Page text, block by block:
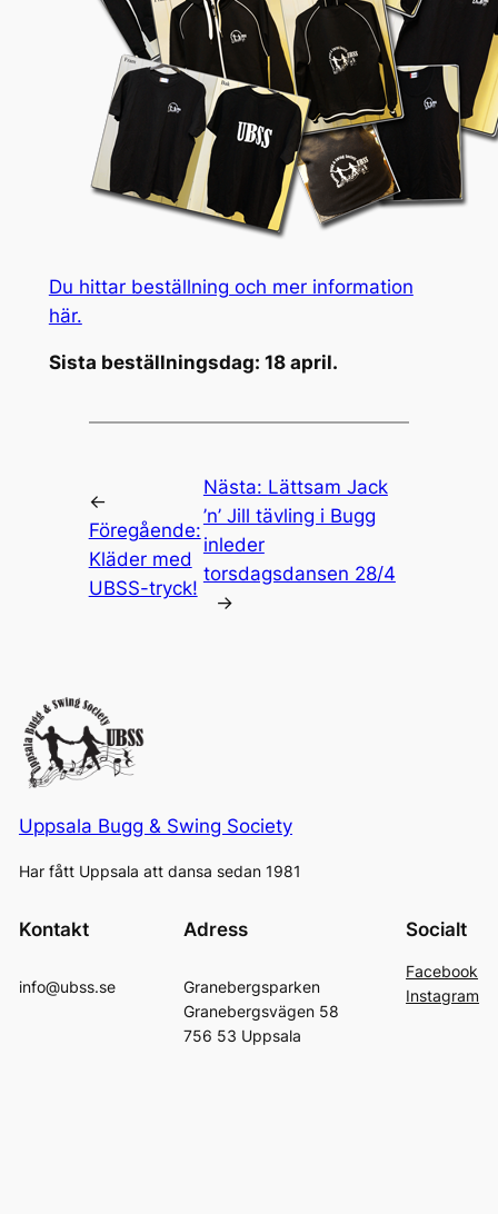
Du hittar beställning och mer information
här.
Sista beställningsdag: 18 april.
←
Föregående:
Kläder med
UBSS-tryck!
Nästa: Lättsam Jack
’n’ Jill tävling i Bugg
inleder
torsdagsdansen 28/4
→
Uppsala Bugg & Swing Society
Har fått Uppsala att dansa sedan 1981
Kontakt
info@ubss.se
Adress
Granebergsparken
Granebergsvägen 58
756 53 Uppsala
Socialt
Facebook
Instagram